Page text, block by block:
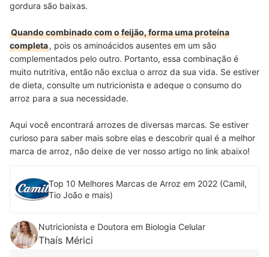
gordura são baixas.
Quando combinado com o feijão, forma uma proteína
completa, pois os aminoácidos ausentes em um são
complementados pelo outro. Portanto, essa combinação é
muito nutritiva, então não exclua o arroz da sua vida. Se estiver
de dieta, consulte um nutricionista e adeque o consumo do
arroz para a sua necessidade.
Aqui você encontrará arrozes de diversas marcas. Se estiver
curioso para saber mais sobre elas e descobrir qual é a melhor
marca de arroz, não deixe de ver nosso artigo no link abaixo!
Top 10 Melhores Marcas de Arroz em 2022 (Camil,
Tio João e mais)
Nutricionista e Doutora em Biologia Celular
Thaís Mérici